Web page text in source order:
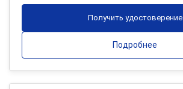
Получить удостоверение
Подробнее